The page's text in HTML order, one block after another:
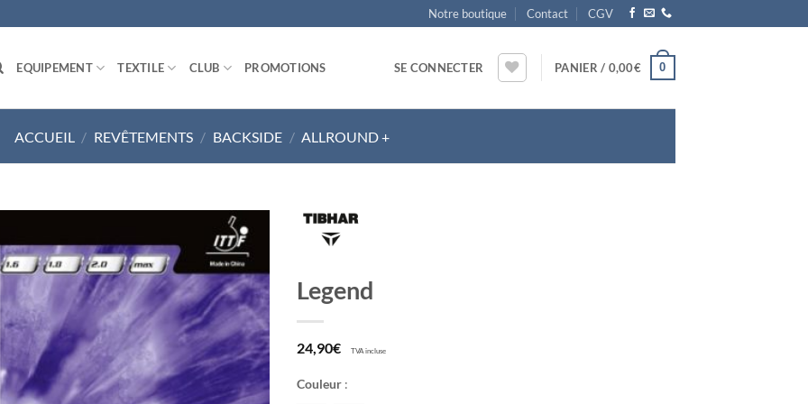
Notre boutique Contact CGV
EQUIPEMENT TEXTILE CLUB PROMOTIONS SE CONNECTER PANIER / 0,00€ 0
ACCUEIL / REVÊTEMENTS / BACKSIDE / ALLROUND +
Ajouter
aux
souhaits
Legend
24,90€ TVA incluse
Couleur :